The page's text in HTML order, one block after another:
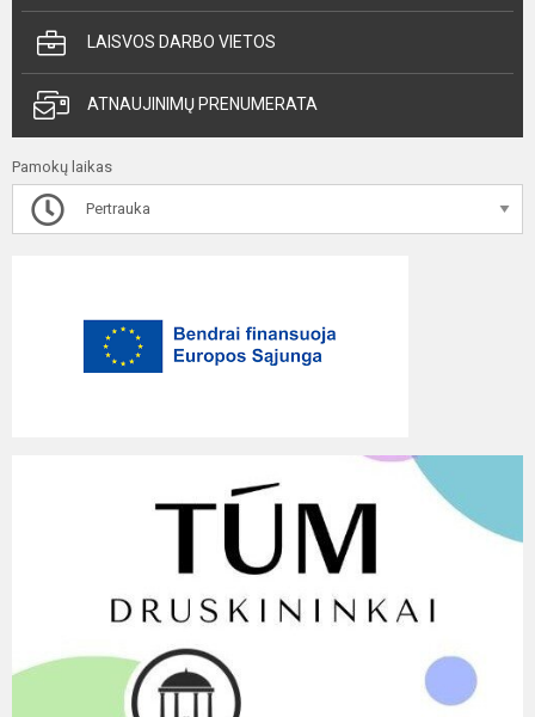
LAISVOS DARBO VIETOS
ATNAUJINIMŲ PRENUMERATA
Pamokų laikas
Pertrauka